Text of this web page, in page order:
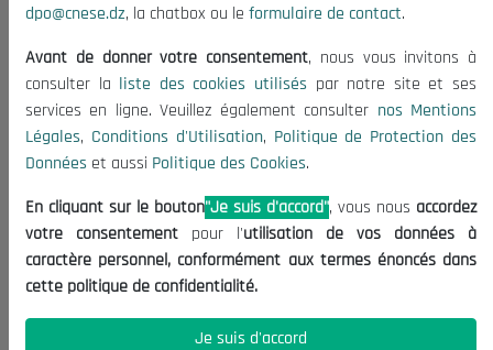
Mentions Légales
Conditions d'Utilisation
Politique de Protection des Données
Politique des Cookies
Nous Contacter
(+213) 021 98 01 00|01|02
contact@cnese.dz
Suggestions ou Initiatives ?
Newsletter
dernières nouvelles.
dpo@cnese.dz, la chatbox ou le formulaire de contact.
Avant de donner votre consentement, nous vous invitons à
consulter la liste des cookies utilisés par notre site et ses
services en ligne. Veuillez également consulter nos Mentions
Légales, Conditions d'Utilisation, Politique de Protection des
Données et aussi Politique des Cookies.
En cliquant sur le bouton"Je suis d'accord", vous nous accordez
votre consentement pour l'utilisation de vos données à
caractère personnel, conformément aux termes énoncés dans
cette politique de confidentialité.
Je suis d'accord